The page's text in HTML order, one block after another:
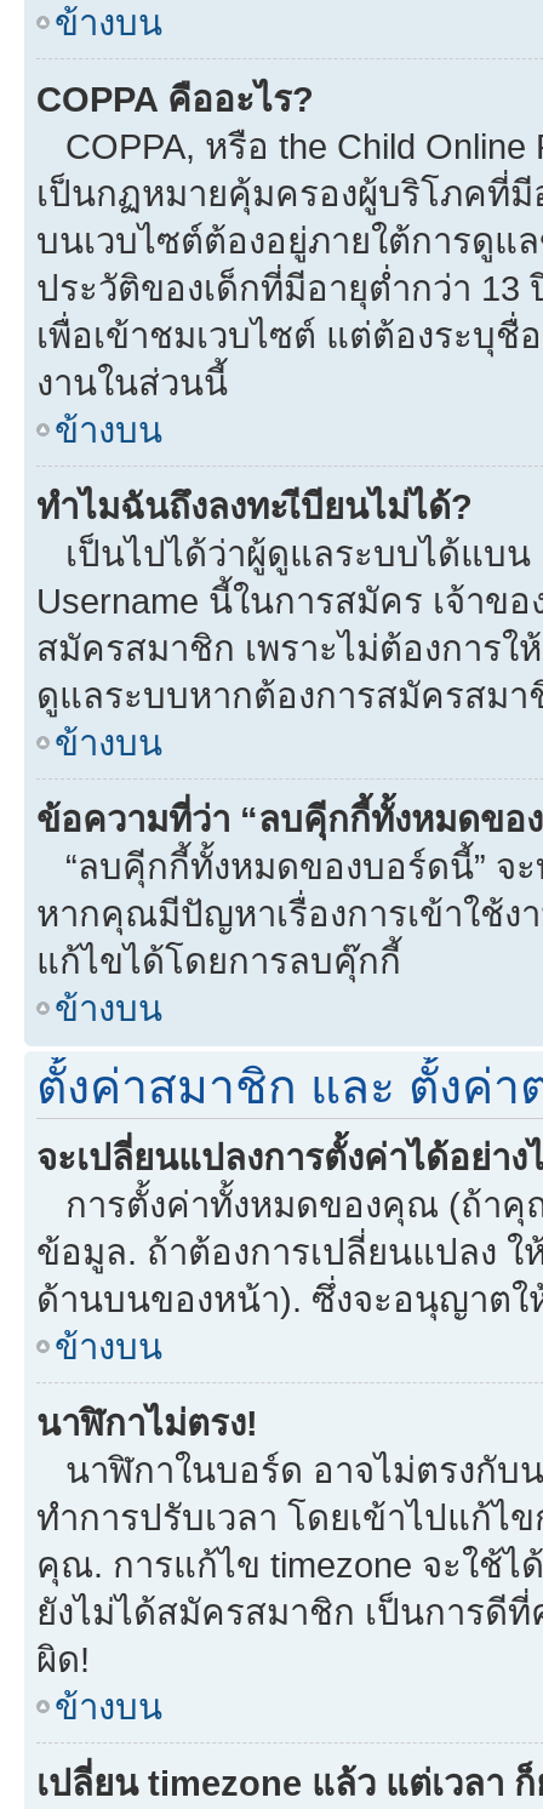
ข้างบน
COPPA คืออะไร?
COPPA, หรือ the Child Online
เป็นกฏหมายคุ้มครองผู้บริโภคที่มี
บนเวบไซต์ต้องอยู่ภายใต้การดูแ
ประวัติของเด็กที่มีอายุต่ำกว่า
เพื่อเข้าชมเวบไซต์ แต่ต้องระบุชื่
งานในส่วนนี้
ข้างบน
ทำไมฉันถึงลงทะเีบียนไม่ได้?
เป็นไปได้ว่าผู้ดูแลระบบได้แบน
Username นี้ในการสมัคร เจ้าข
สมัครสมาชิก เพราะไม่ต้องการ
ดูแลระบบหากต้องการสมัครสมา
ข้างบน
ข้อความที่ว่า “ลบคุีกกี้ทั้งหมดขอ
“ลบคุีกกี้ทั้งหมดของบอร์ดนี้” จ
หากคุณมีปัญหาเรื่องการเข้าใช้ง
แก้ไขได้โดยการลบคุ๊กกี้
ข้างบน
ตั้งค่าสมาชิก และ ตั้งค่า
จะเปลี่ยนแปลงการตั้งค่าได้อย่าง
การตั้งค่าทั้งหมดของคุณ (ถ้าคุ
ข้อมูล. ถ้าต้องการเปลี่ยนแปลง
ด้านบนของหน้า). ซึ่งจะอนุญาต
ข้างบน
นาฬิกาไม่ตรง!
นาฬิกาในบอร์ด อาจไม่ตรงกั
ทำการปรับเวลา โดยเข้าไปแก้ไ
คุณ. การแก้ไข timezone จะใช้
ยังไม่ได้สมัครสมาชิก เป็นการ
ผิด!
ข้างบน
เปลี่ยน timezone แล้ว แต่เวลา